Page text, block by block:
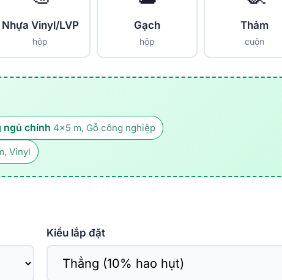
Nhựa Vinyl/LVP
hộp
Gạch
hộp
Thảm
cuộn
ngủ chính 4×5 m, Gỗ công nghiệp
Vinyl
Kiểu lắp đặt